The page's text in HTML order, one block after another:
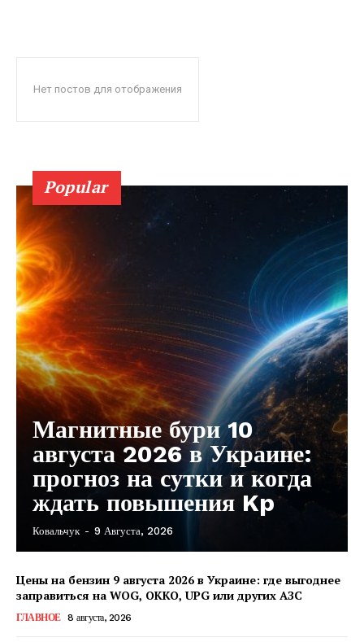
Нет постов для отображения
Popular
Магнитные бури 10
августа 2026 в Украине:
прогноз на сутки и когда
ждать повышения Kp
Ковальчук - 9 Августа, 2026
Цены на бензин 9 августа 2026 в Украине: где выгоднее
заправиться на WOG, OKKO, UPG или других АЗС
ГЛАВНОЕ 8 августа, 2026